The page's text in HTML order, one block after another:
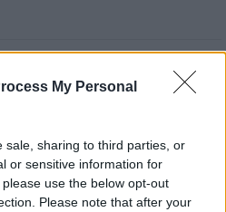
My Personal
sale, sharing to third parties, or
or sensitive information for
use the below opt-out
Please note that after your